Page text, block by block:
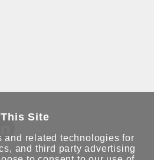
Site
and related technologies for
and third party advertising